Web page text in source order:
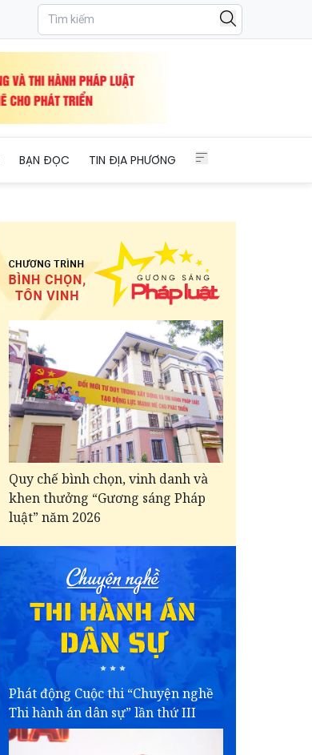
BẠN ĐỌC TIN ĐỊA PHƯƠNG
Quy chế bình chọn, vinh danh và
khen thưởng “Gương sáng Pháp
luật” năm 2026
Phát động Cuộc thi “Chuyện nghề
Thi hành án dân sự” lần thứ III